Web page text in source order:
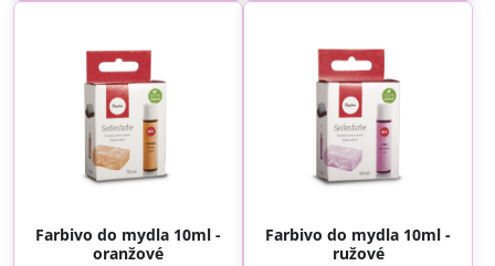
Farbivo do mydla 10ml -
oranžové
Farbivo do mydla 10ml -
ružové